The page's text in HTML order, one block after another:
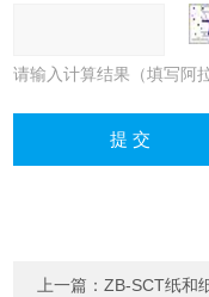
请输入计算结果（填写阿
上一篇：ZB-SCT纸和